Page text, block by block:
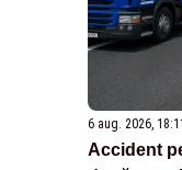
6 aug. 2026,
Accident